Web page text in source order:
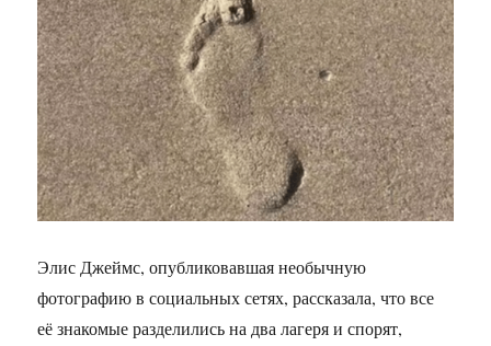
Элис Джеймс, опубликовавшая необычную
фотографию в социальных сетях, рассказала, что все
её знакомые разделились на два лагеря и спорят,